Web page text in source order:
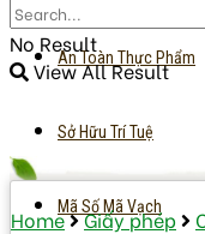
An Toàn Thực Phẩm
Sở Hữu Trí Tuệ
Mã Số Mã Vạch
No Result
View All Result
Home Giấy phép